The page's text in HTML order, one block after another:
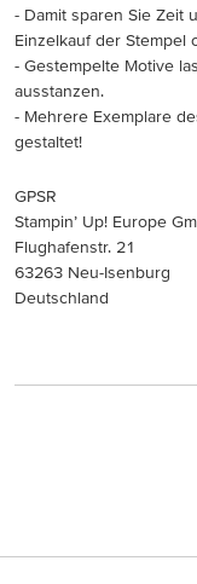
- Damit sparen Sie Zeit
Einzelkauf der Stempel
- Gestempelte Motive
ausstanzen.
- Mehrere Exemplare
gestaltet!
GPSR
Stampin’ Up! Europe
Flughafenstr. 21
63263 Neu-Isenburg
Deutschland